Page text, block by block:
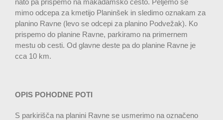
nato pa prispemo na makadamsko cesto. Peljemo se
mimo odcepa za kmetijo Planinšek in sledimo oznakam za
planino Ravne (levo se odcepi za planino Podvežak). Ko
prispemo do planine Ravne, parkiramo na primernem
mestu ob cesti. Od glavne deste pa do planine Ravne je
cca 10 km.
OPIS POHODNE POTI
S parkirišča na planini Ravne se usmerimo na označeno